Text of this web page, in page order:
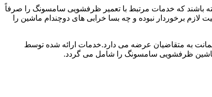
باشند که خدمات مرتبط با تعمیر ظرفشویی سامسونگ را صرفاً
لازم برخوردار نبوده و چه بسا خرابی های دوچندام ماشین را
به متقاضیان عرضه می دارد.خدمات ارائه شده توسط
ظرفشویی سامسونگ را شامل می گردد.